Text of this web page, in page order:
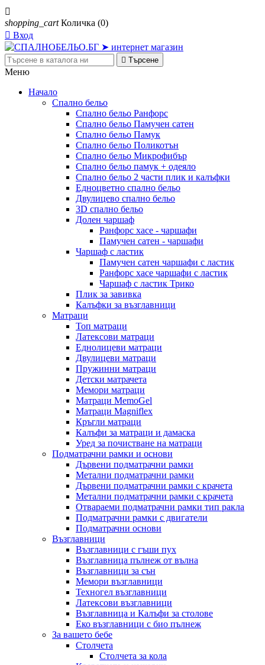

shopping_cart Количка (0)
 Вход
 Търсене
Меню
Начало
Спално бельо
Спално бельо Ранфорс
Спално бельо Памучен сатен
Спално бельо Памук
Спално бельо Поликотън
Спално бельо Микрофибър
Спално бельо памук + одеяло
Спално бельо 2 части плик и калъфки
Eдноцветно спално бельо
Двулицево спално бельо
3D спално бельо
Долен чаршаф
Ранфорс хасе - чаршафи
Памучен сатен - чаршафи
Чаршаф с ластик
Памучен сатен чаршафи с ластик
Ранфорс хасе чаршафи с ластик
Чаршаф с ластик Трико
Плик за завивкa
Калъфки за възглавници
Матраци
Топ матраци
Латексови матраци
Еднолицеви матраци
Двулицеви матраци
Пружинни матраци
Детски матрачета
Мемори матраци
Mатраци MemoGel
Матраци Мagniflex
Кръгли матраци
Калъфи за матраци и дамаска
Уред за почистване на матраци
Подматрачни рамки и основи
Дървени подматрачни рамки
Метални подматрачни рамки
Дървени подматрачни рамки с крачета
Метални подматрачни рамки с крачета
Отвараеми подматрачни рамки тип ракла
Подматрачни рамки с двигатели
Подматрачни основи
Възглавници
Възглавници с гъши пух
Възглавница пълнеж от вълна
Възглавници за сън
Мемори възглавници
Техногел възглавници
Латексови възглавници
Възглавница и Калъфи за столове
Еко възглавници с био пълнеж
За вашето бебе
Столчета
Столчета за кола